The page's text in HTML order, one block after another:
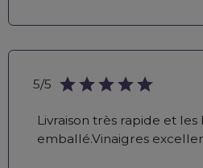
5/5 starstarstarstarstar
Livraison très rapide et
emballé.Vinaigres